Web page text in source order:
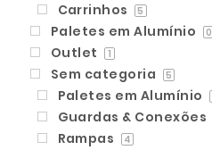
Carrinhos 5
Paletes em Alumínio 0
Outlet 1
Sem categoria 5
Paletes em Alumínio
Guardas & Conexões
Rampas 4